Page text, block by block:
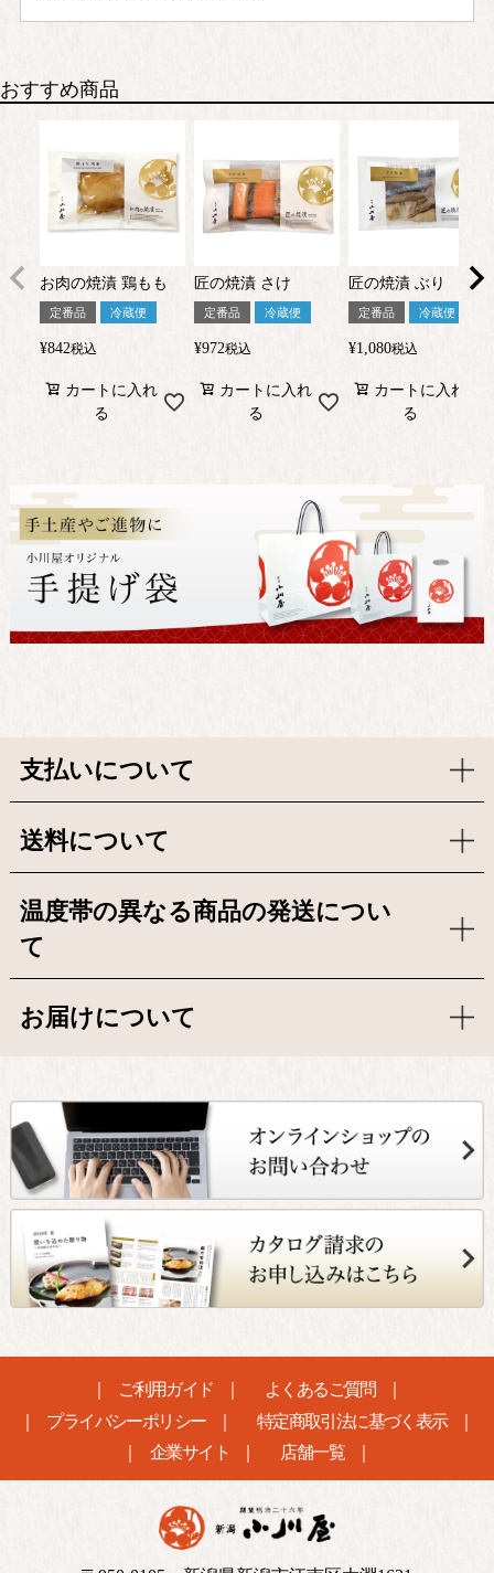
おすすめ商品
お肉の焼漬 鶏もも
定番品 冷蔵便
¥842税込
カートに入れ
る
匠の焼漬 さけ
定番品 冷蔵便
¥972税込
カートに入れ
る
匠の焼漬 ぶり
定番品 冷蔵便
¥1,080税込
カートに入れ
る
支払いについて
送料について
温度帯の異なる商品の発送につい
て
お届けについて
ご利用ガイド
よくあるご質問
プライバシーポリシー
特定商取引法に基づく表示
企業サイト
店舗一覧